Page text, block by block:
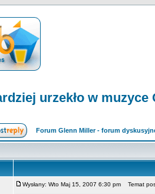
urzekło w muzyce
Forum Glenn Miller - forum
Wysłany: Wto Maj 15, 2007 6:30 pm Temat